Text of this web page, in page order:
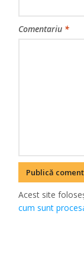
Comentariu *
Acest site
cum sunt